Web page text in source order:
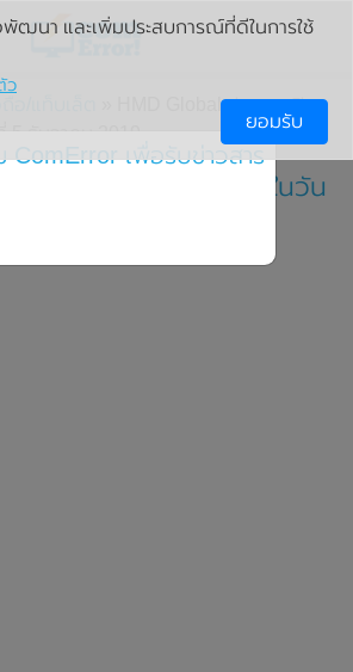
» HMD Global ประกาศเปิด
ะกาศเปิดตัว Nokia ใหม่ ในวัน
น 2019
พัฒนา และเพิ่มประสบการณ์ที่ดีในการใช้
ว
ยอมรับ
เพื่อรับข่าวสาร